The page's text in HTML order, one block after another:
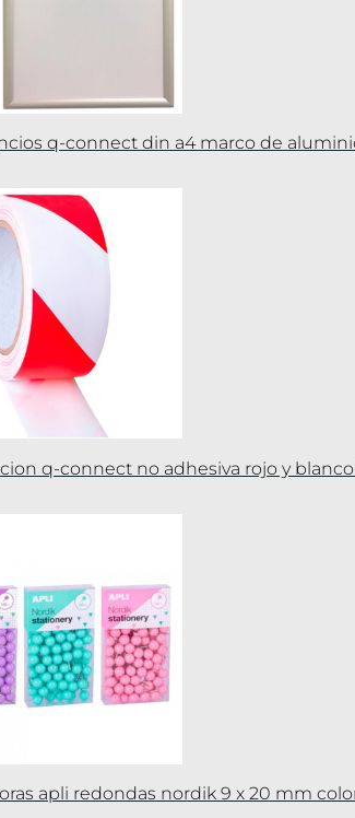
q-connect din a4 marco de
q-connect no adhesiva rojo y
apli redondas nordik 9 x 20 mm